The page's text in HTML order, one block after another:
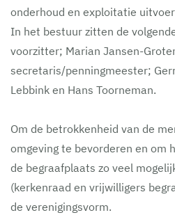
onderhoud en exploitatie
In het bestuur zitten de
voorzitter; Marian Jansen-
secretaris/penningmeester;
Lebbink en Hans Toorneman.
Om de betrokkenheid van de
omgeving te bevorderen en om
de begraafplaats zo veel
(kerkenraad en vrijwilligers
de verenigingsvorm.